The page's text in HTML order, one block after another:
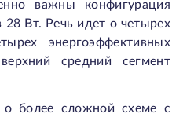
важны конфигурация
28 Вт. Речь идет о четырех
энергоэффективных
средний сегмент
о более сложной схеме с